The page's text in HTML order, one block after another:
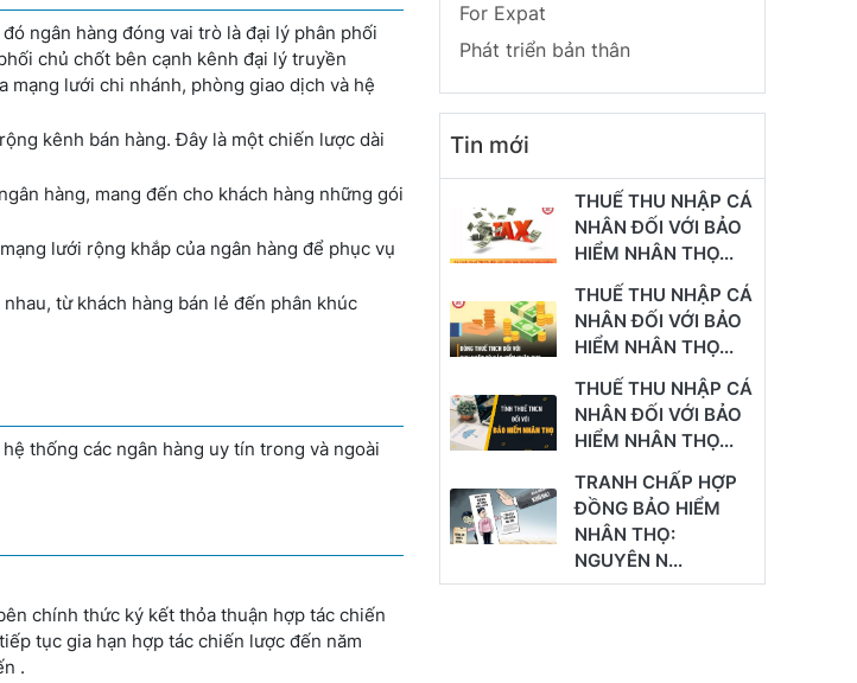
ngân hàng đóng vai trò là đại lý phân phối
chủ chốt bên cạnh kênh đại lý truyền
lưới chi nhánh, phòng giao dịch và hệ
kênh bán hàng. Đây là một chiến lược dài
hàng, mang đến cho khách hàng những gói
lưới rộng khắp của ngân hàng để phục vụ
từ khách hàng bán lẻ đến phân khúc
thống các ngân hàng uy tín trong và ngoài
chính thức ký kết thỏa thuận hợp tác chiến
tục gia hạn hợp tác chiến lược đến năm
.
For Expat
Phát triển bản thân
Tin mới
THUẾ THU NHẬP CÁ
NHÂN ĐỐI VỚI BẢO
HIỂM NHÂN THỌ...
THUẾ THU NHẬP CÁ
NHÂN ĐỐI VỚI BẢO
HIỂM NHÂN THỌ...
THUẾ THU NHẬP CÁ
NHÂN ĐỐI VỚI BẢO
HIỂM NHÂN THỌ...
TRANH CHẤP HỢP
ĐỒNG BẢO HIỂM
NHÂN THỌ:
NGUYÊN N...